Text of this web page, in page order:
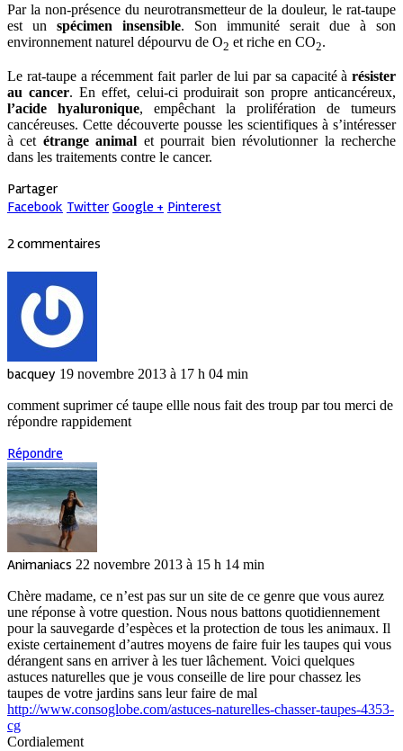
Par la non-présence du neurotransmetteur de la douleur, le rat-taupe
est un spécimen insensible. Son immunité serait due à son
environnement naturel dépourvu de O2 et riche en CO2.
Le rat-taupe a récemment fait parler de lui par sa capacité à résister
au cancer. En effet, celui-ci produirait son propre anticancéreux,
l’acide hyaluronique, empêchant la prolifération de tumeurs
cancéreuses. Cette découverte pousse les scientifiques à s’intéresser
à cet étrange animal et pourrait bien révolutionner la recherche
dans les traitements contre le cancer.
Partager
Facebook Twitter Google + Pinterest
2 commentaires
bacquey 19 novembre 2013 à 17 h 04 min
comment suprimer cé taupe ellle nous fait des troup par tou merci de
répondre rappidement
Répondre
Animaniacs 22 novembre 2013 à 15 h 14 min
Chère madame, ce n’est pas sur un site de ce genre que vous aurez
une réponse à votre question. Nous nous battons quotidiennement
pour la sauvegarde d’espèces et la protection de tous les animaux. Il
existe certainement d’autres moyens de faire fuir les taupes qui vous
dérangent sans en arriver à les tuer lâchement. Voici quelques
astuces naturelles que je vous conseille de lire pour chassez les
taupes de votre jardins sans leur faire de mal
http://www.consoglobe.com/astuces-naturelles-chasser-taupes-4353-
cg
Cordialement